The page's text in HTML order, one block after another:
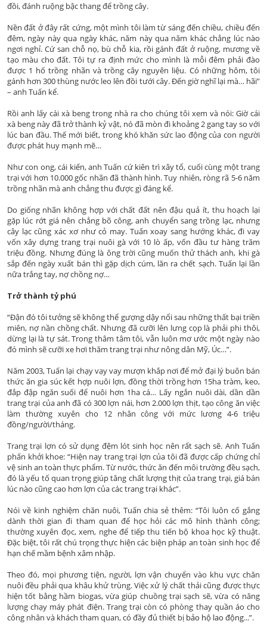
đồi, đánh ruộng bậc thang để trồng cây.
Nền đất ở đây rất cứng, một mình tôi làm từ sáng đến chiều, chiều đến
đêm, ngày này qua ngày khác, năm này qua năm khác chẳng lúc nào
ngơi nghỉ. Cứ san chỗ nọ, bù chỗ kia, rồi gánh đất ở ruộng, mương về
tạo màu cho đất. Tôi tự ra định mức cho mình là mỗi đêm phải đào
được 1 hố trồng nhãn và trồng cây nguyên liệu. Có những hôm, tôi
gánh hơn 300 thùng nước leo lên đồi tưới cây. Đến giờ nghĩ lại mà… hãi”
– anh Tuấn kể.
Rồi anh lấy cái xà beng trong nhà ra cho chúng tôi xem và nói: Giờ cái
xà beng này đã trở thành kỷ vật, nó đã mòn đi khoảng 2 gang tay so với
lúc ban đầu. Thế mới biết, trong khó khăn sức lao động của con người
được phát huy mạnh mẽ…
Như con ong, cái kiến, anh Tuấn cứ kiên trì xây tổ, cuối cùng một trang
trại với hơn 10.000 gốc nhãn đã thành hình. Tuy nhiên, ròng rã 5-6 năm
trồng nhãn mà anh chẳng thu được gì đáng kể.
Do giống nhãn không hợp với chất đất nên đậu quả ít, thu hoạch lại
gặp lúc rớt giá nên chẳng bõ công, anh chuyển sang trồng lạc, nhưng
cây lạc cũng xác xơ như cỏ may. Tuấn xoay sang hướng khác, đi vay
vốn xây dựng trang trại nuôi gà với 10 lò ấp, vốn đầu tư hàng trăm
triệu đồng. Nhưng đúng là ông trời cũng muốn thử thách anh, khi gà
sắp đến ngày xuất bán thì gặp dịch cúm, lăn ra chết sạch. Tuấn lại lần
nữa trắng tay, nợ chồng nợ…
Trở thành tỷ phú
“Đận đó tôi tưởng sẽ không thể gượng dậy nổi sau những thất bại triền
miên, nợ nần chồng chất. Nhưng đã cưỡi lên lưng cọp là phải phi thôi,
dừng lại là tự sát. Trong thâm tâm tôi, vẫn luôn mơ ước một ngày nào
đó mình sẽ cưỡi xe hơi thăm trang trại như nông dân Mỹ, Úc…”.
Năm 2003, Tuấn lại chạy vạy vay mượn khắp nơi để mở đại lý buôn bán
thức ăn gia súc kết hợp nuôi lợn, đồng thời trồng hơn 15ha tràm, keo,
đắp đập ngăn suối để nuôi hơn 1ha cá… Lấy ngắn nuôi dài, dần dần
trang trại của anh đã có 300 lợn nái, hơn 2.000 lợn thịt, tạo công ăn việc
làm thường xuyên cho 12 nhân công với mức lương 4-6 triệu
đồng/người/tháng.
Trang trại lợn có sử dụng đệm lót sinh học nên rất sạch sẽ. Anh Tuấn
phấn khởi khoe: “Hiện nay trang trại lợn của tôi đã được cấp chứng chỉ
vệ sinh an toàn thực phẩm. Từ nước, thức ăn đến môi trường đều sạch,
đó là yếu tố quan trọng giúp tăng chất lượng thịt của trang trại, giá bán
lúc nào cũng cao hơn lợn của các trang trại khác”.
Nói về kinh nghiệm chăn nuôi, Tuấn chia sẻ thêm: “Tôi luôn cố gắng
dành thời gian đi tham quan để học hỏi các mô hình thành công;
thường xuyên đọc, xem, nghe để tiếp thu tiến bộ khoa học kỹ thuật.
Đặc biệt, tôi rất chú trọng thực hiện các biện pháp an toàn sinh học để
hạn chế mầm bệnh xâm nhập.
Theo đó, mọi phương tiện, người, lợn vận chuyển vào khu vực chăn
nuôi đều phải qua khâu khử trùng. Việc xử lý chất thải cũng được thực
hiện tốt bằng hầm biogas, vừa giúp chuồng trại sạch sẽ, vừa có năng
lượng chạy máy phát điện. Trang trại còn có phòng thay quần áo cho
công nhân và khách tham quan, có đầy đủ thiết bị bảo hộ lao động...”.